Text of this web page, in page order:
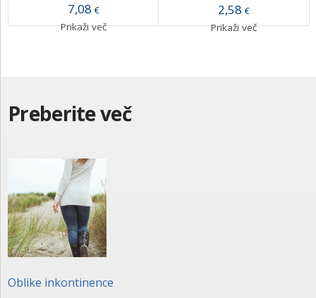
7,08 €
Prikaži več
2,58 €
Prikaži več
Preberite več
Oblike inkontinence